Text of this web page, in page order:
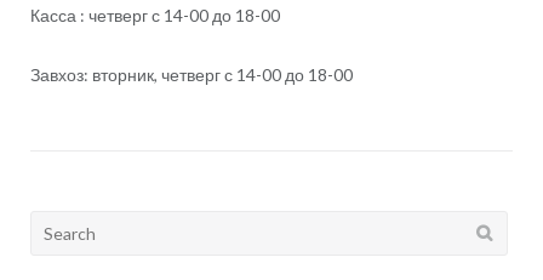
Касса : четверг с 14-00 до 18-00
Завхоз: вторник, четверг с 14-00 до 18-00
Search